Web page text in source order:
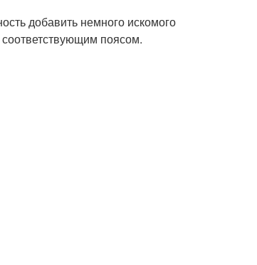
добавить немного искомого
поясом.